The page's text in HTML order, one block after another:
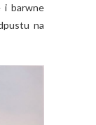
i barwne
na